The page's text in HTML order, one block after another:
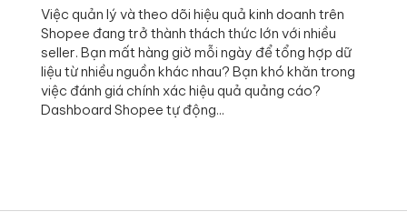
Việc quản lý và theo dõi hiệu quả kinh doanh trên
Shopee đang trở thành thách thức lớn với nhiều
seller. Bạn mất hàng giờ mỗi ngày để tổng hợp dữ
liệu từ nhiều nguồn khác nhau? Bạn khó khăn trong
việc đánh giá chính xác hiệu quả quảng cáo?
Dashboard Shopee tự động...